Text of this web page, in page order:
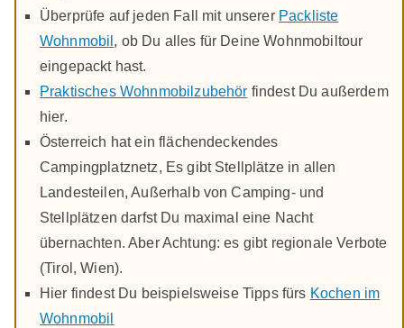
Überprüfe auf jeden Fall mit unserer Packliste
Wohnmobil , ob Du alles für Deine Wohnmobiltour
eingepackt hast.
Praktisches Wohnmobilzubehör findest Du außerdem
hier.
Österreich hat ein flächendeckendes
Campingplatznetz, Es gibt Stellplätze in allen
Landesteilen, Außerhalb von Camping- und
Stellplätzen darfst Du maximal eine Nacht
übernachten. Aber Achtung: es gibt regionale Verbote
(Tirol, Wien).
Hier findest Du beispielsweise Tipps fürs Kochen im
Wohnmobil